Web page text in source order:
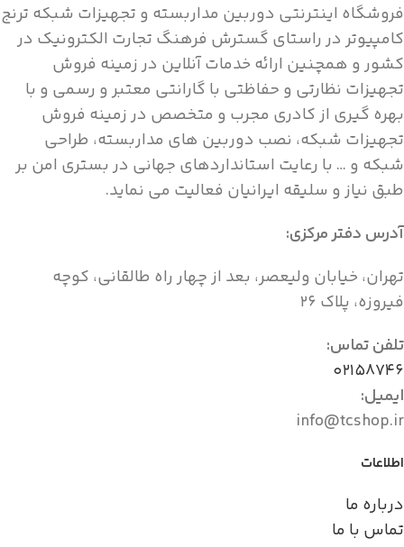
فروشگاه اینترنتی دوربین مداربسته و تجهیزات شبکه ترنج
کامپیوتر در راستای گسترش فرهنگ تجارت الکترونیک در
کشور و همچنین ارائه خدمات آنلاین در زمینه فروش
تجهیزات نظارتی و حفاظتی با گارانتی معتبر و رسمی و با
بهره گیری از کادری مجرب و متخصص در زمینه فروش
تجهیزات شبکه، نصب دوربین های مداربسته، طراحی
شبکه و … با رعایت استانداردهای جهانی در بستری امن بر
طبق نیاز و سلیقه ایرانیان فعالیت می نماید.
آدرس دفتر مرکزی:
تهران، خیابان ولیعصر، بعد از چهار راه طالقانی، کوچه
فیروزه، پلاک ۲۶
تلفن تماس:
۰۲۱۵۸۷۴۶
ایمیل:
info@tcshop.ir
اطلاعات
درباره ما
تماس با ما